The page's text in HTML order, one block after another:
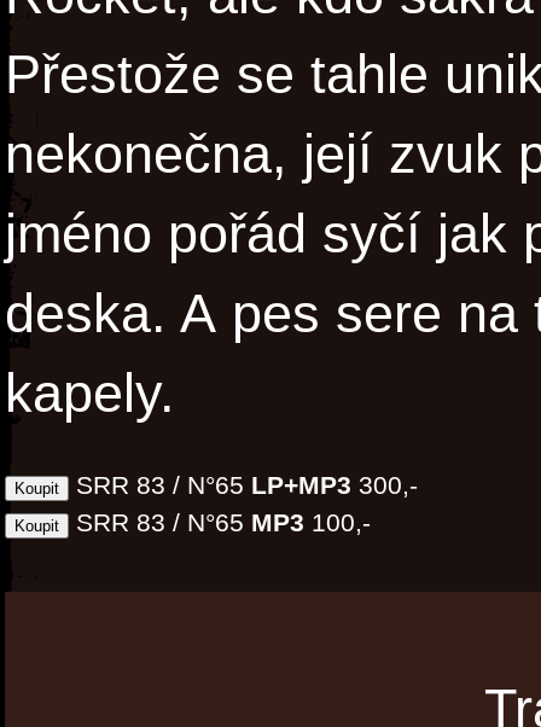
Přestože se tahle
nekonečna, její zvuk
jméno pořád syčí jak
deska. A pes sere
kapely.
SRR 83 / N°65 LP+MP3 300,-
SRR 83 / N°65 MP3 100,-